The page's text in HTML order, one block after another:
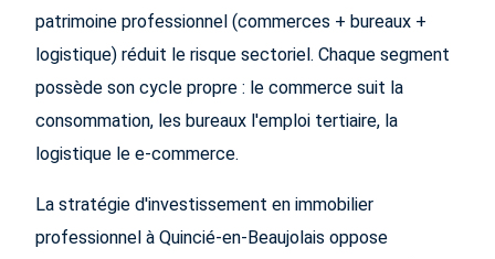
patrimoine professionnel (commerces + bureaux +
logistique) réduit le risque sectoriel. Chaque segment
possède son cycle propre : le commerce suit la
consommation, les bureaux l'emploi tertiaire, la
logistique le e-commerce.
La stratégie d'investissement en immobilier
professionnel à Quincié-en-Beaujolais oppose